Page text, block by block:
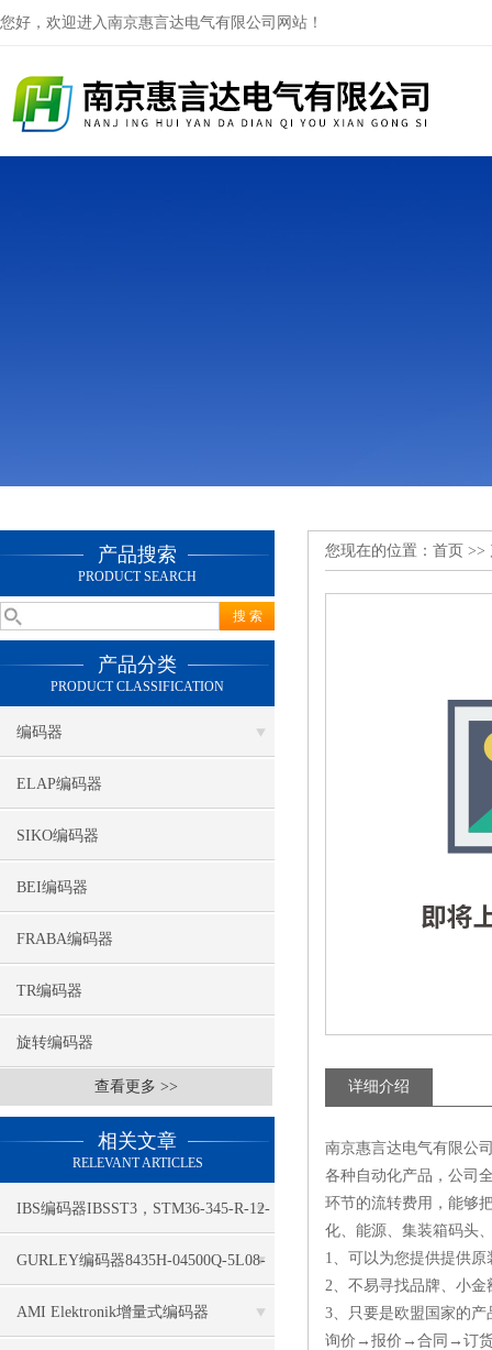
您好，欢迎进入南京惠言达电气有限公司网站！
产品搜索
PRODUCT SEARCH
产品分类
PRODUCT CLASSIFICATION
编码器
ELAP编码器
SIKO编码器
BEI编码器
FRABA编码器
TR编码器
旋转编码器
查看更多 >>
相关文章
RELEVANT ARTICLES
IBS编码器IBSST3，STM36-345-R-12-
4-2-2-1-1-1哪家有
GURLEY编码器8435H-04500Q-5L08-
C18TQ-25MN认真检测
AMI Elektronik增量式编码器
您现在的位置： 首页 >>
详细介绍
南京惠言达电气有限公
各种自动化产品，公司
环节的流转费用，能够
化、能源、集装箱码头
1、可以为您提供提供原
2、不易寻找品牌、小
3、只要是欧盟国家的
询价→报价→合同→订